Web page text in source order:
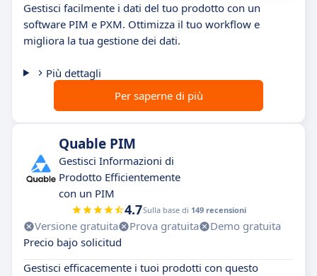
Gestisci facilmente i dati del tuo prodotto con un
software PIM e PXM. Ottimizza il tuo workflow e
migliora la tua gestione dei dati.
Più dettagli
Per saperne di più
Quable PIM
Gestisci Informazioni di
Prodotto Efficientemente
con un PIM
4.7Sulla base di 149 recensioni
Versione gratuita Prova gratuita
Demo gratuita
Precio bajo solicitud
Gestisci efficacemente i tuoi prodotti con questo